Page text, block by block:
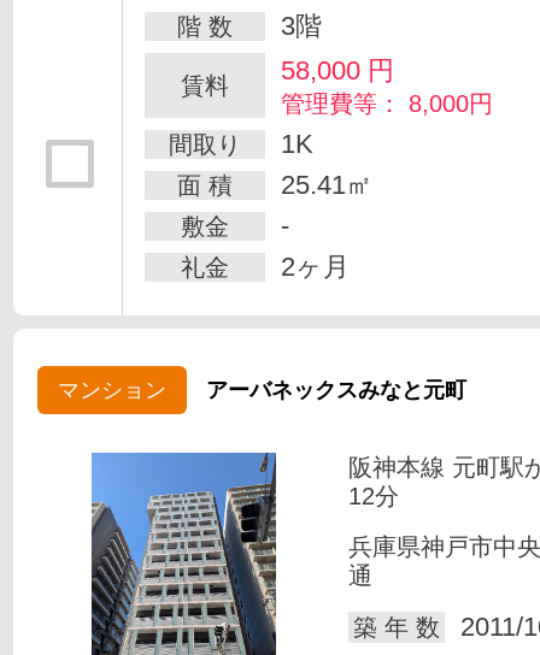
階 数 3階
賃料 58,000 円
管理費等： 8,000円
間取り
1K
面 積 25.41㎡
敷金 -
礼金 2ヶ月
マンション アーバネックスみなと元町
阪神本線 元町駅
12分
兵庫県神戸市中
通
築 年 数
2011/